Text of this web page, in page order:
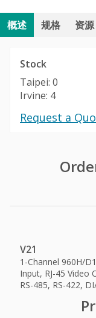
概述 规格 资源
Stock
Taipei: 0
Irvine: 4
Request a
V21
1-Channel 960H/
Input, RJ-45 Video
RS-485, RS-422,